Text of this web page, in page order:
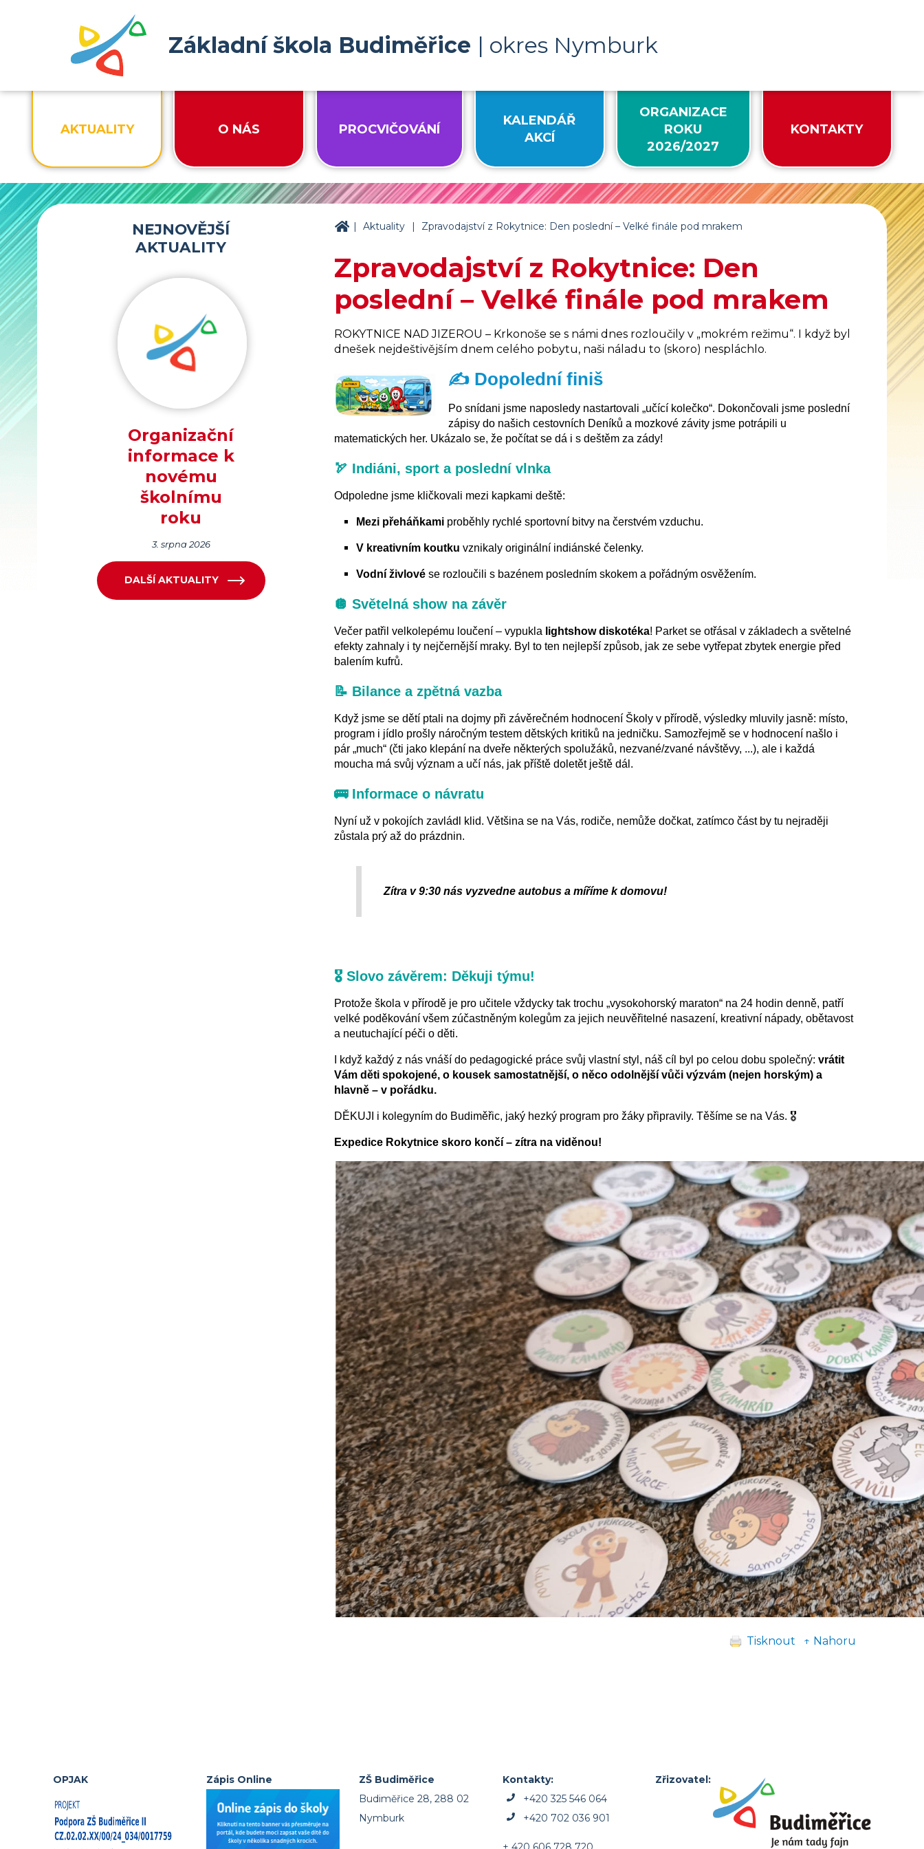
Základní škola Budiměřice | okres Nymburk
AKTUALITY O NÁS PROCVIČOVÁNÍ
KALENDÁŘ
AKCÍ
ORGANIZACE
ROKU
2026/2027
KONTAKTY
ZŠ Budiměřice
| Aktuality | Zpravodajství z Rokytnice: Den poslední – Velké finále pod mrakem
Zpravodajství z Rokytnice: Den
poslední – Velké finále pod mrakem
ROKYTNICE NAD JIZEROU – Krkonoše se s námi dnes rozloučily v „mokrém režimu“. I když byl
dnešek nejdeštivějším dnem celého pobytu, naši náladu to (skoro) nespláchlo.
✍️ Dopolední finiš
Po snídani jsme naposledy nastartovali „učící kolečko“. Dokončovali jsme poslední
zápisy do našich cestovních Deníků a mozkové závity jsme potrápili u
matematických her. Ukázalo se, že počítat se dá i s deštěm za zády!
🏹 Indiáni, sport a poslední vlnka
Odpoledne jsme kličkovali mezi kapkami deště:
Mezi přeháňkami proběhly rychlé sportovní bitvy na čerstvém vzduchu.
V kreativním koutku vznikaly originální indiánské čelenky.
Vodní živlové se rozloučili s bazénem posledním skokem a pořádným osvěžením.
🪩 Světelná show na závěr
Večer patřil velkolepému loučení – vypukla lightshow diskotéka! Parket se otřásal v základech a světelné
efekty zahnaly i ty nejčernější mraky. Byl to ten nejlepší způsob, jak ze sebe vytřepat zbytek energie před
balením kufrů.
📝 Bilance a zpětná vazba
Když jsme se dětí ptali na dojmy při závěrečném hodnocení Školy v přírodě, výsledky mluvily jasně: místo,
program i jídlo prošly náročným testem dětských kritiků na jedničku. Samozřejmě se v hodnocení našlo i
pár „much“ (čti jako klepání na dveře některých spolužáků, nezvané/zvané návštěvy, ...), ale i každá
moucha má svůj význam a učí nás, jak příště doletět ještě dál.
🚌 Informace o návratu
Nyní už v pokojích zavládl klid. Většina se na Vás, rodiče, nemůže dočkat, zatímco část by tu nejraději
zůstala prý až do prázdnin.
Zítra v 9:30 nás vyzvedne autobus a míříme k domovu!
🎖️ Slovo závěrem: Děkuji týmu!
Protože škola v přírodě je pro učitele vždycky tak trochu „vysokohorský maraton“ na 24 hodin denně, patří
velké poděkování všem zúčastněným kolegům za jejich neuvěřitelné nasazení, kreativní nápady, obětavost
a neutuchající péči o děti.
I když každý z nás vnáší do pedagogické práce svůj vlastní styl, náš cíl byl po celou dobu společný:vrátit
Vám děti spokojené, o kousek samostatnější, o něco odolnější vůči výzvám(nejen horským)a
hlavně – v pořádku.
DĚKUJI i kolegyním do Budiměřic, jaký hezký program pro žáky připravily. Těšíme se na Vás. 🎖️
Expedice Rokytnice skoro končí – zítra na viděnou!
Tisknout ↑ Nahoru
NEJNOVĚJŠÍ
AKTUALITY
Organizační
informace k
novému
školnímu
roku
3. srpna 2026
DALŠÍ AKTUALITY
OPJAK Zápis Online
ZŠ Budiměřice
Budiměřice 28, 288 02
Nymburk
Kontakty:
+420 325 546 064
+420 702 036 901
Zřizovatel: